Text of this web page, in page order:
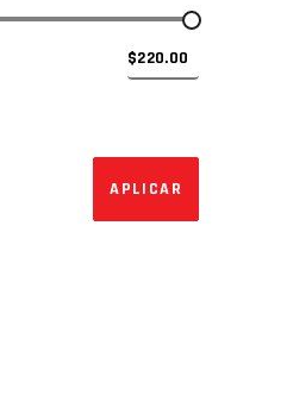
APLICARAPLICAR EL